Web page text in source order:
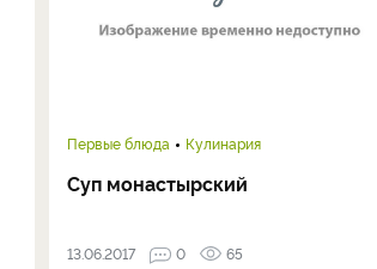
Первые блюда Кулинария
Суп монастырский
13.06.2017 0 65